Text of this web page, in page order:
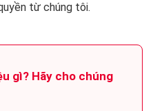
từ chúng tôi.
gì? Hãy cho chúng